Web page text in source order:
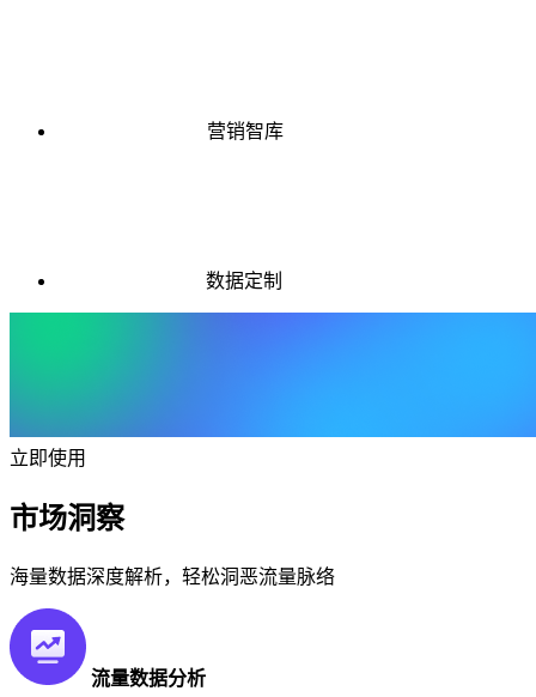
营销智库
数据定制
立即使用
市场洞察
海量数据深度解析，轻松洞恶流量脉络
流量数据分析